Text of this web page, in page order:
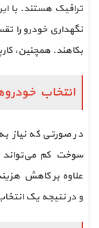
ترافیک هستند. با
نگهداری خودرو را
بکاهند. همچنین،
انتخاب
در صورتی که نیاز
سوخت کم می‌تواند
علاوه بر کاهش
و در نتیجه یک